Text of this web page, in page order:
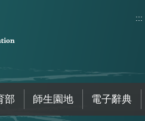
:::
部 師生園地 電子辭典